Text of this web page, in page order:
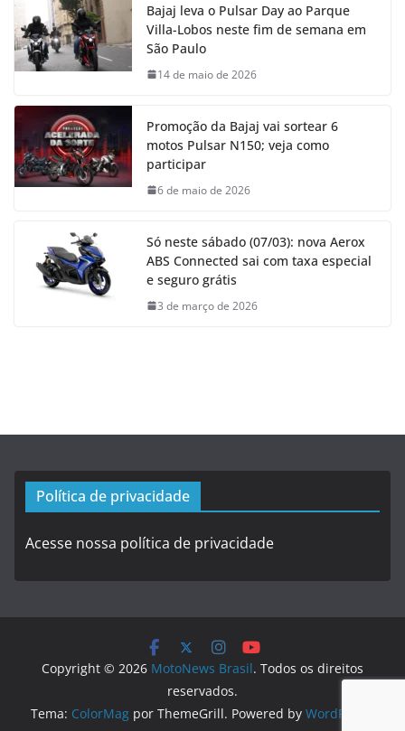
Bajaj leva o Pulsar Day ao Parque
Villa-Lobos neste fim de semana em
São Paulo
14 de maio de 2026
Promoção da Bajaj vai sortear 6
motos Pulsar N150; veja como
participar
6 de maio de 2026
Só neste sábado (07/03): nova Aerox
ABS Connected sai com taxa especial
e seguro grátis
3 de março de 2026
Política de privacidade
Acesse nossa política de privacidade
Copyright © 2026 MotoNews Brasil. Todos os direitos
reservados.
Tema: ColorMag por ThemeGrill. Powered by WordPress